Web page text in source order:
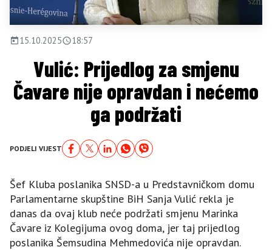
15.10.2025 18:57
Vulić: Prijedlog za smjenu
Čavare nije opravdan i nećemo
ga podržati
PODJELI VIJEST
Šef Kluba poslanika SNSD-a u Predstavničkom domu
Parlamentarne skupštine BiH Sanja Vulić rekla je
danas da ovaj klub neće podržati smjenu Marinka
Čavare iz Kolegijuma ovog doma, jer taj prijedlog
poslanika Šemsudina Mehmedovića nije opravdan.